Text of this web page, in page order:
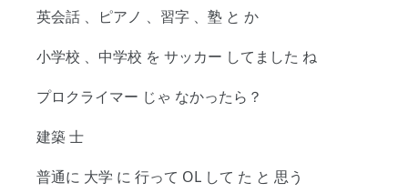
英会話 、ピアノ 、習字 、塾 と か
小学校 、中学校 を サッカー してました ね
プロクライマー じゃ なかったら？
建築 士
普通に 大学 に 行って OL して た と 思う